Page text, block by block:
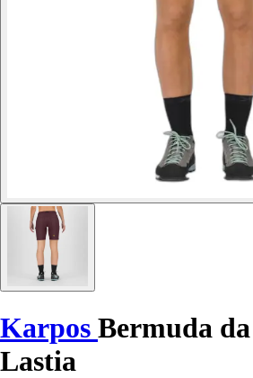
Karpos Bermuda
Lastia